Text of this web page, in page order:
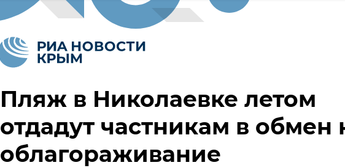
Пляж в Николаевке летом
отдадут частникам в обмен
облагораживание